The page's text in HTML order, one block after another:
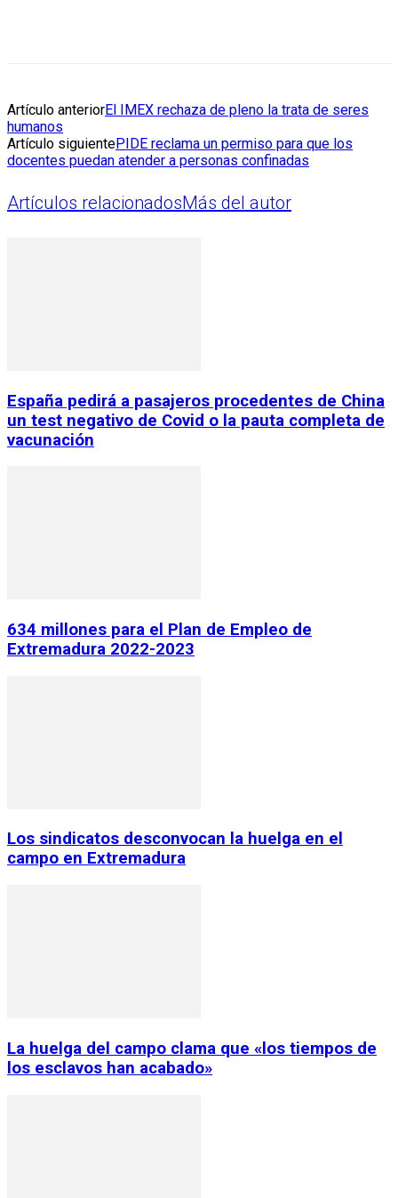
Artículo anteriorEl IMEX rechaza de pleno la trata de seres
humanos
Artículo siguientePIDE reclama un permiso para que los
docentes puedan atender a personas confinadas
Artículos relacionadosMás del autor
España pedirá a pasajeros procedentes de China
un test negativo de Covid o la pauta completa de
vacunación
634 millones para el Plan de Empleo de
Extremadura 2022-2023
Los sindicatos desconvocan la huelga en el
campo en Extremadura
La huelga del campo clama que «los tiempos de
los esclavos han acabado»